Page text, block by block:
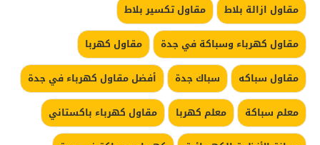
مقاول ازالة بلاط
مقاول تكسير بلاط
مقاول كهرباء وسباكة في جدة
مقاول كهربا
مقاول سباكه
سباك جدة
أفضل مقاول كهرباء في جدة
معلم سباكة
معلم كهربا
مقاول كهرباء باكستاني